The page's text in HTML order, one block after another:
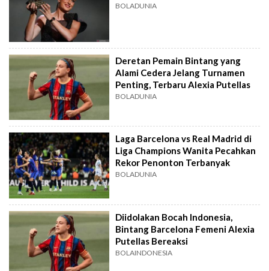
BOLADUNIA
Deretan Pemain Bintang yang
Alami Cedera Jelang Turnamen
Penting, Terbaru Alexia Putellas
BOLADUNIA
Laga Barcelona vs Real Madrid di
Liga Champions Wanita Pecahkan
Rekor Penonton Terbanyak
BOLADUNIA
Diidolakan Bocah Indonesia,
Bintang Barcelona Femeni Alexia
Putellas Bereaksi
BOLAINDONESIA